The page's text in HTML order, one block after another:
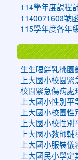
114學年度課程
1140071603號
115學年度各年
生生喝鮮乳桃園
上大國小校園
校園緊急傷病處
上大國小性別
上大國小校園
上大國小校性
上大國小教師
上大國小服裝儀
上大國民小學